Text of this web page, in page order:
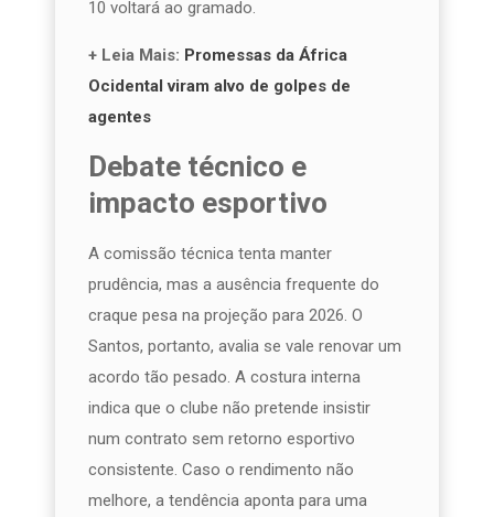
10 voltará ao gramado.
+ Leia Mais: Promessas da África
Ocidental viram alvo de golpes de
agentes
Debate técnico e
impacto esportivo
A comissão técnica tenta manter
prudência, mas a ausência frequente do
craque pesa na projeção para 2026. O
Santos, portanto, avalia se vale renovar um
acordo tão pesado. A costura interna
indica que o clube não pretende insistir
num contrato sem retorno esportivo
consistente. Caso o rendimento não
melhore, a tendência aponta para uma